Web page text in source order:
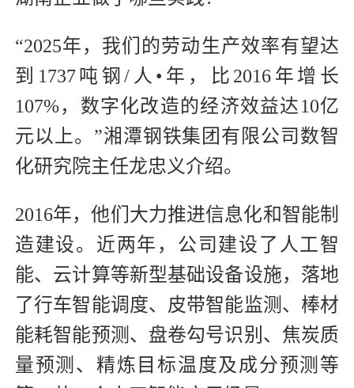
“2025年，我们的劳动生产效率有望达
到1737吨钢/人•年，比2016年增长
107%，数字化改造的经济效益达10亿
元以上。”湘潭钢铁集团有限公司数智
化研究院主任龙忠义介绍。
2016年，他们大力推进信息化和智能制
造建设。近两年，公司建设了人工智
能、云计算等新型基础设备设施，落地
了行车智能调度、皮带智能监测、棒材
能耗智能预测、盘卷勾号识别、焦炭质
量预测、精炼目标温度及成分预测等